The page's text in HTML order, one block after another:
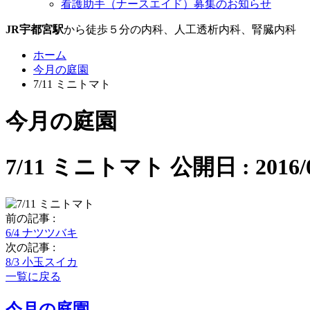
看護助手（ナースエイド）募集のお知らせ
JR宇都宮駅から徒歩５分の内科、人工透析内科、腎臓内科
ホーム
今月の庭園
7/11 ミニトマト
今月の庭園
7/11 ミニトマト 公開日 : 2016/
前の記事 :
6/4 ナツツバキ
次の記事 :
8/3 小玉スイカ
一覧に戻る